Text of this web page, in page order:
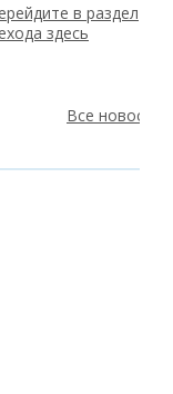
в раздел
здесь
Все новости